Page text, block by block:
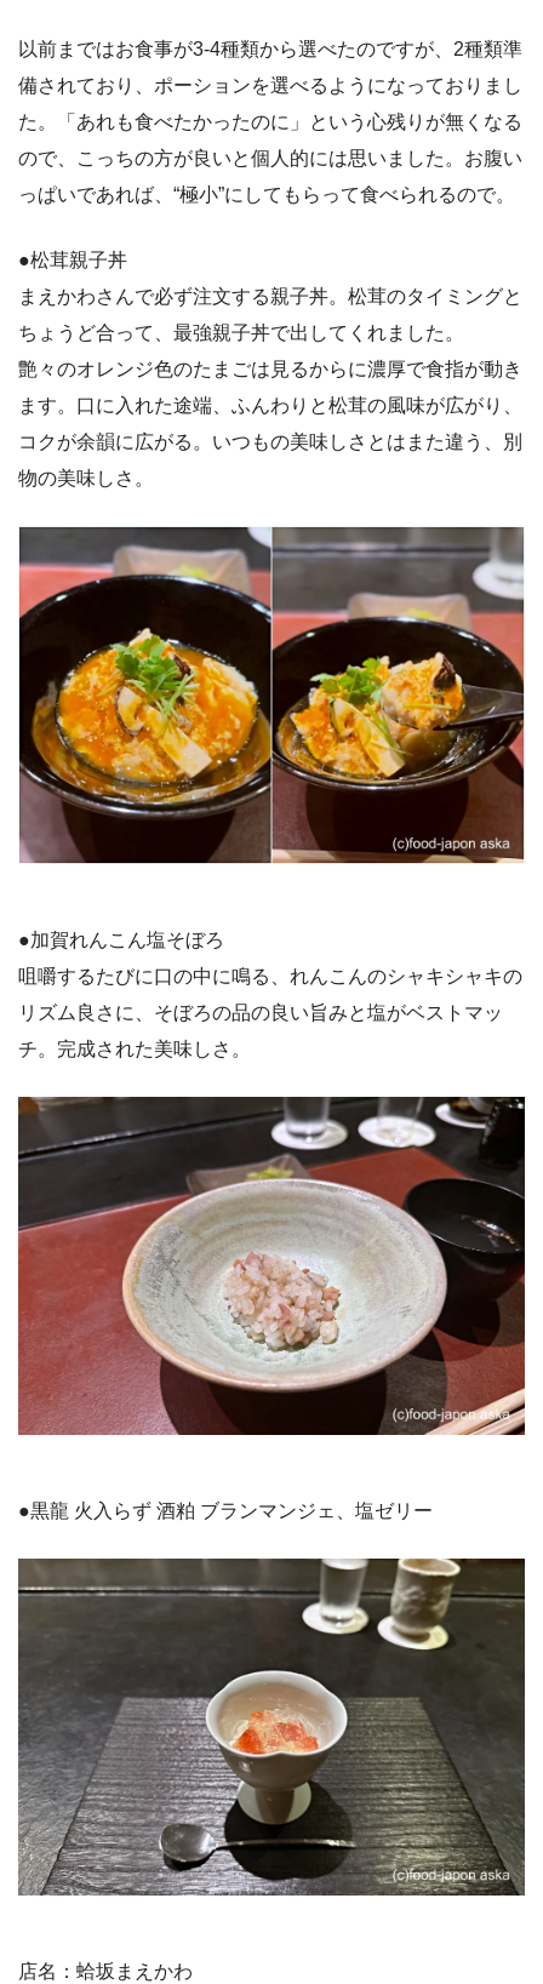
以前まではお食事が3-4種類から選べたのですが、2種類準
備されており、ポーションを選べるようになっておりまし
た。「あれも食べたかったのに」という心残りが無くなる
ので、こっちの方が良いと個人的には思いました。お腹い
っぱいであれば、“極小”にしてもらって食べられるので。
●松茸親子丼
まえかわさんで必ず注文する親子丼。松茸のタイミングと
ちょうど合って、最強親子丼で出してくれました。
艶々のオレンジ色のたまごは見るからに濃厚で食指が動き
ます。口に入れた途端、ふんわりと松茸の風味が広がり、
コクが余韻に広がる。いつもの美味しさとはまた違う、別
物の美味しさ。
●加賀れんこん塩そぼろ
咀嚼するたびに口の中に鳴る、れんこんのシャキシャキの
リズム良さに、そぼろの品の良い旨みと塩がベストマッ
チ。完成された美味しさ。
●黒龍 火入らず 酒粕 ブランマンジェ、塩ゼリー
店名：蛤坂まえかわ